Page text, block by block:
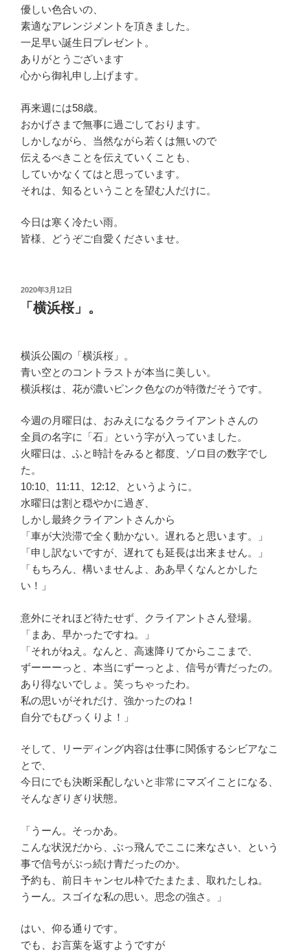
優しい色合いの、
素適なアレンジメントを頂きました。
一足早い誕生日プレゼント。
ありがとうございます
心から御礼申し上げます。
再来週には58歳。
おかげさまで無事に過ごしております。
しかしながら、当然ながら若くは無いので
伝えるべきことを伝えていくことも、
していかなくてはと思っています。
それは、知るということを望む人だけに。
今日は寒く冷たい雨。
皆様、どうぞご自愛くださいませ。
投
稿
2020年3月12日
「横浜桜」。
横浜公園の「横浜桜」。
青い空とのコントラストが本当に美しい。
横浜桜は、花が濃いピンク色なのが特徴だそうです。
今週の月曜日は、おみえになるクライアントさんの
全員の名字に「石」という字が入っていました。
火曜日は、ふと時計をみると都度、ゾロ目の数字でし
た。
10:10、11:11、12:12、というように。
水曜日は割と穏やかに過ぎ、
しかし最終クライアントさんから
「車が大渋滞で全く動かない。遅れると思います。」
「申し訳ないですが、遅れても延長は出来ません。」
「もちろん、構いませんよ、ああ早くなんとかした
い！」
意外にそれほど待たせず、クライアントさん登場。
「まあ、早かったですね。」
「それがねえ。なんと、高速降りてからここまで、
ずーーーっと、本当にずーっとよ、信号が青だったの。
あり得ないでしょ。笑っちゃったわ。
私の思いがそれだけ、強かったのね！
自分でもびっくりよ！」
そして、リーディング内容は仕事に関係するシビアなこ
とで、
今日にでも決断采配しないと非常にマズイことになる、
そんなぎりぎり状態。
「うーん。そっかあ。
こんな状況だから、ぶっ飛んでここに来なさい、という
事で信号がぶっ続け青だったのか。
予約も、前日キャンセル枠でたまたま、取れたしね。
うーん。スゴイな私の思い。思念の強さ。」
はい、仰る通りです。
でも、お言葉を返すようですが